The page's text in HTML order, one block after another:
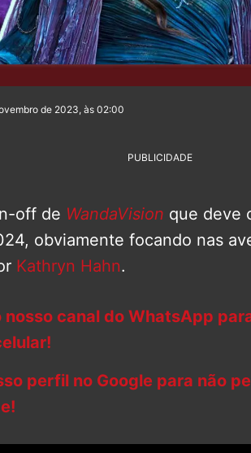
de 2023, às 02:00
PUBLICIDADE
off de WandaVision que deve
obviamente focando nas
Kathryn Hahn.
nosso canal do WhatsApp
perfil no Google para não